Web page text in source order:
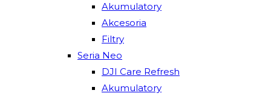
Akumulatory
Akcesoria
Filtry
Seria Neo
DJI Care Refresh
Akumulatory